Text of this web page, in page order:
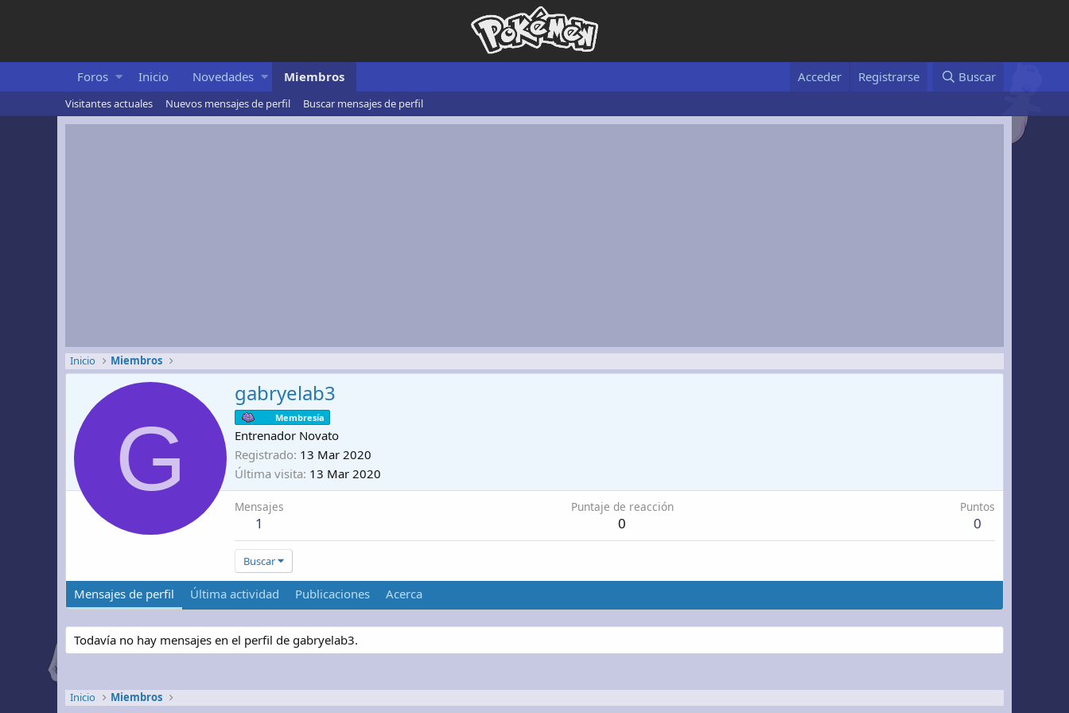
Foros Inicio Novedades Miembros Acceder Registrarse Buscar
Visitantes actuales Nuevos mensajes de perfil Buscar mensajes de perfil
Inicio Miembros
G
gabryelab3
Membresía
Entrenador Novato
Registrado 13 Mar 2020
Última visita 13 Mar 2020
Mensajes
1
Puntaje de reacción
0
Puntos
0
Buscar
Mensajes de perfil Última actividad Publicaciones Acerca
Todavía no hay mensajes en el perfil de gabryelab3.
Inicio Miembros